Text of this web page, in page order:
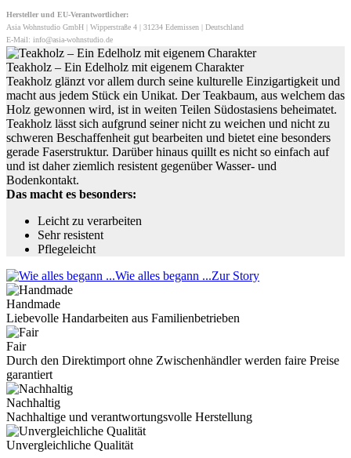
Hersteller und EU-Verantwortlicher:
Asia Wohnstudio GmbH | Wipperstraße 4 | 31234 Edemissen | Deutschland
E-Mail: info@asia-wohnstudio.de
Teakholz – Ein Edelholz mit eigenem Charakter
Teakholz glänzt vor allem durch seine kulturelle Einzigartigkeit und
macht aus jedem Stück ein Unikat. Der Teakbaum, aus welchem das
Holz gewonnen wird, ist in weiten Teilen Südostasiens beheimatet.
Teakholz lässt sich aufgrund seiner nicht zu weichen und nicht zu
schweren Beschaffenheit gut bearbeiten und bietet eine besonders
gerade Faserstruktur. Darüber hinaus quillt es nicht so einfach auf
und ist daher ziemlich resistent gegenüber Wasser- und
Bodenkontakt.
Das macht es besonders:
Leicht zu verarbeiten
Sehr resistent
Pflegeleicht
Wie alles begann ...Zur Story
Handmade
Liebevolle Handarbeiten aus Familienbetrieben
Fair
Durch den Direktimport ohne Zwischenhändler werden faire Preise
garantiert
Nachhaltig
Nachhaltige und verantwortungsvolle Herstellung
Unvergleichliche Qualität